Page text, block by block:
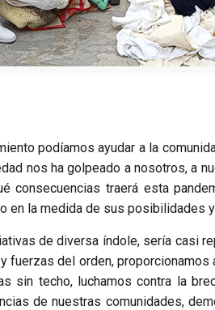
podíamos ayudar a la
nos ha golpeado a nosotros, a
consecuencias traerá esta
en la medida de sus posibilidades
de diversa índole, sería casi
del orden,
sin techo, luchamos contra la
de nuestras comunidades,